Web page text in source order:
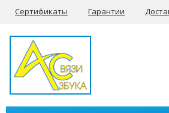
Сертификаты Гарантии